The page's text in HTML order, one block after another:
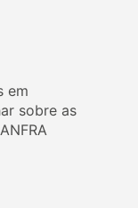
em
sobre as